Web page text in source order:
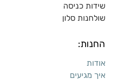
שידות כניסה
שולחנות סלון
החנות:
אודות
איך מגיעים